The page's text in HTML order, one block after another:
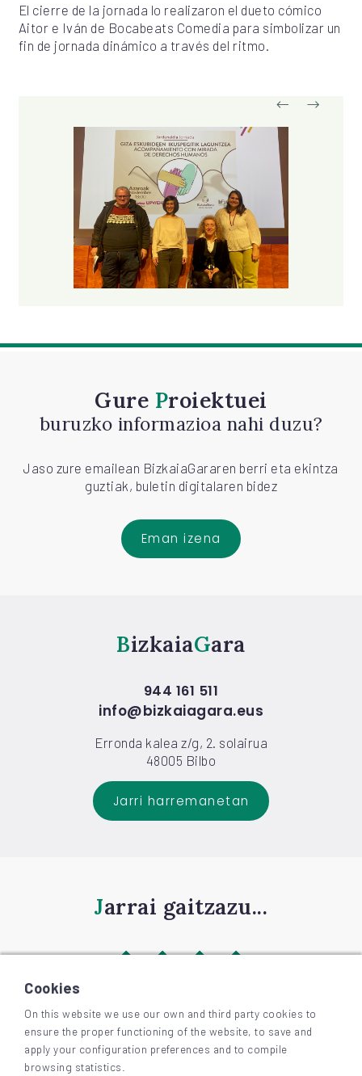
El cierre de la jornada lo realizaron el dueto cómico
Aitor e Iván de Bocabeats Comedia para simbolizar un
fin de jornada dinámico a través del ritmo.
Gure Proiektuei
buruzko informazioa nahi duzu?
Jaso zure emailean BizkaiaGararen berri eta ekintza
guztiak, buletin digitalaren bidez
Eman izena
Bizkaia Gara
944 161 511
info@bizkaiagara.eus
Erronda kalea z/g, 2. solairua
48005 Bilbo
Jarri harremanetan
Jarrai gaitzazu...
©2026 BIZKAIAGARA
Irisgarritasuna
Lege-oharra eta pribatutasuna
Cookies
On this website we use our own and third party cookies to
ensure the proper functioning of the website, to save and
apply your configuration preferences and to compile
browsing statistics.